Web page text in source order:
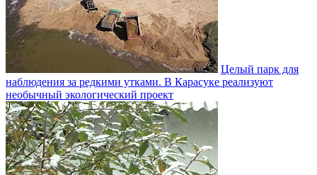
Целый парк для
наблюдения за редкими утками. В Карасуке реализуют
необычный экологический проект